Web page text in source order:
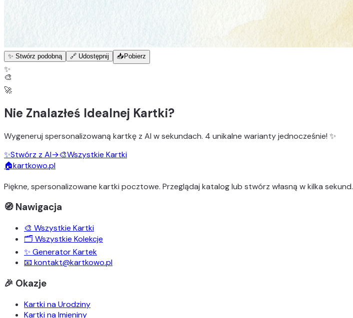
✨ Stwórz podobną 🔗 Udostępnij 📥 Pobierz
✨
🎨
🚀
Nie Znalazłeś Idealnej Kartki?
Wygeneruj spersonalizowaną kartkę z AI w sekundach. 4 unikalne wariantyjednocześnie! ✨
✨Stwórz z AI→🎨Wszystkie Kartki
🏠kartkowo.pl
Piękne, spersonalizowane kartki pocztowe. Przeglądaj katalog lub stwórz własną w kilka sekund.
🧭 Nawigacja
🎨 Wszystkie Kartki
🗂️ Wszystkie Kolekcje
✨ Generator Kartek
📧 kontakt@kartkowo.pl
🎉 Okazje
Kartki na Urodziny
Kartki na Imieniny